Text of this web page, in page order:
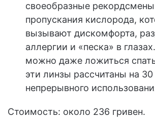
своеобразные
пропускания кислорода,
вызывают дискомфорта,
аллергии и «песка» в
можно даже ложиться
эти линзы рассчитаны на 30
непрерывного
Стоимость: около 236 гривен.